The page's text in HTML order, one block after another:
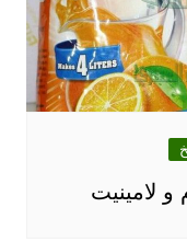
و لامينيت